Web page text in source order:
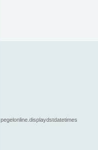
pegelonline.displaydstdatetimes